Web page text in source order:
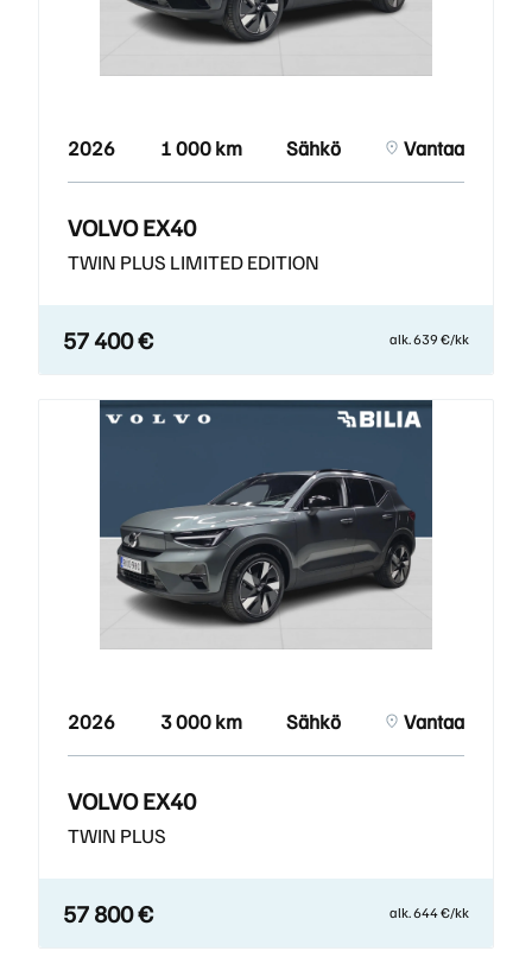
2026 1 000 km Sähkö Vantaa
VOLVO EX40
TWIN PLUS LIMITED EDITION
57 400 € alk. 639 €/kk
2026 3 000 km Sähkö Vantaa
VOLVO EX40
TWIN PLUS
57 800 € alk. 644 €/kk